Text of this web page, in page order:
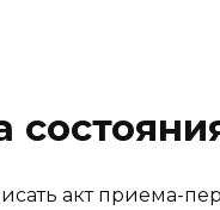
акт приема-